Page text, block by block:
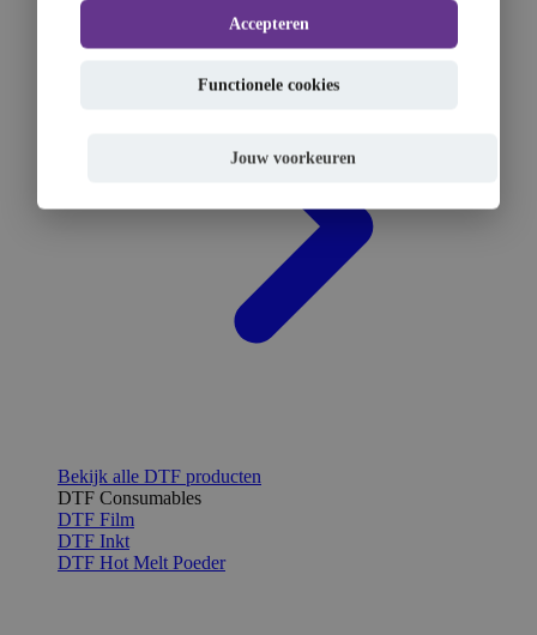
Bekijk alle DTF producten
DTF Consumables
DTF Film
DTF Inkt
DTF Hot Melt Poeder
Accepteren
Functionele cookies
Jouw voorkeuren